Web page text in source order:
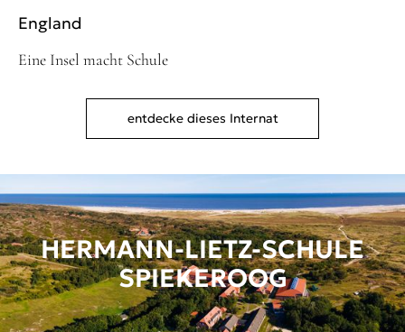
England
Eine Insel macht Schule
entdecke dieses Internat
HERMANN-LIETZ-SCHULE
SPIEKEROOG